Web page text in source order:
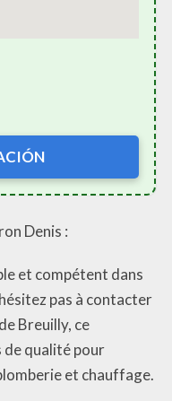
Denis :
et compétent dans
pas à contacter
Breuilly, ce
qualité pour
et chauffage.